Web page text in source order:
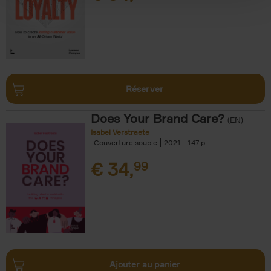
Réserver
Does Your Brand Care? (EN)
Isabel Verstraete
Couverture souple
2021 147
€ 34,99
Ajouter au panier